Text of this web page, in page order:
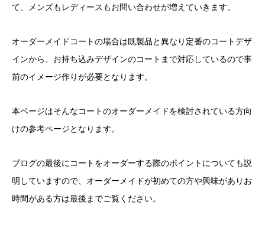
て、メンズもレディースもお問い合わせが増えていきます。
オーダーメイドコートの場合は既製品と異なり定番のコートデザ
インから、お持ち込みデザインのコートまで対応しているので事
前のイメージ作りが必要となります。
本ページはそんなコートのオーダーメイドを検討されている方向
けの参考ページとなります。
ブログの最後にコートをオーダーする際のポイントについても説
明していますので、オーダーメイドが初めての方や興味がありお
時間がある方は最後までご覧ください。